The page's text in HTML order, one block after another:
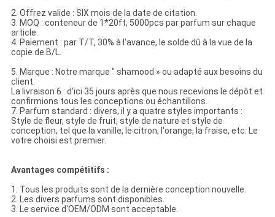
2. Offrez valide : SIX mois de la date de citation.
3. MOQ : conteneur de 1*20ft, 5000pcs par parfum sur chaque
article.
4. Paiement : par T/T, 30% à l'avance, le solde dû à la vue de la
copie de B/L.
5. Marque : Notre marque " shamood » ou adapté aux besoins du
client.
La livraison 6 : d'ici 35 jours après que nous recevions le dépôt et
confirmions tous les conceptions ou échantillons.
7. Parfum standard : divers, il y a quatre styles importants :
Style de fleur, style de fruit, style de nature et style de
conception, tel que la vanille, le citron, l'orange, la fraise, etc. Le
votre choisi est premier.
Avantages compétitifs :
1. Tous les produits sont de la dernière conception nouvelle.
2. Les divers parfums sont disponibles.
3. Le service d'OEM/ODM sont acceptable.